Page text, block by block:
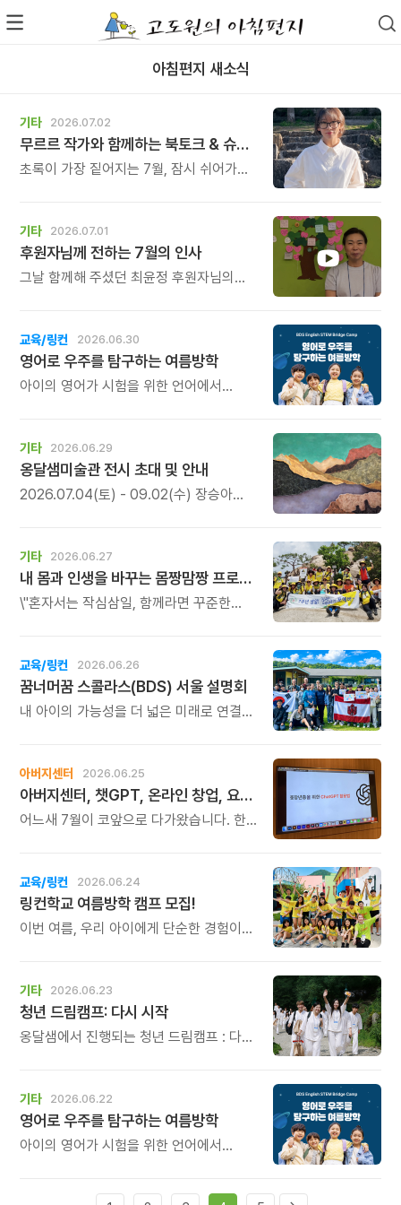
아침편지 새소식
기타 2026.07.02
무르르 작가와 함께하는 북토크 & 슈링클스 키링 만들기
초록이 가장 짙어지는 7월, 잠시 쉬어가도
강연이 끝난 뒤에는 그 따뜻한 기억을 오래
간직할 수 있도록 슈링클스 키링 만들기
체험도 함께 진행됩니다. 아이부터
어른까지 누구나 쉽고 즐겁게 참여할 수
기타 2026.07.01
후원자님께 전하는 7월의 인사
그날 함께해 주셨던 최윤정 후원자님의
한 번 시청해 보세요. 후원의 의미와 따뜻한
마음을 함께 느껴보실 수 있습니다.
교육/링컨 2026.06.30
영어로 우주를 탐구하는 여름방학
아이의 영어가 시험을 위한 언어에서
기타 2026.06.29
옹달샘미술관 전시 초대 및 안내
2026.07.04(토) - 09.02(수) 장승아
깊은산속옹달샘의 장소성과 맞물려, 숲과
나무를 매개로 한 회화 세계를 선보이며,
\'사이사이\'는 보이는 풍경과 보이지 않는
기억, 떠남과 머묾, 고요와 흔들림 사이에
기타 2026.06.27
내 몸과 인생을 바꾸는 몸짱맘짱 프로그램 모집
\"혼자서는 작심삼일, 함께라면 꾸준한
공동체입니다.
교육/링컨 2026.06.26
꿈너머꿈 스콜라스(BDS) 서울 설명회
내 아이의 가능성을 더 넓은 미래로 연결해
아버지센터 2026.06.25
아버지센터, 챗GPT, 온라인 창업, 요통 교실 신청하세요
어느새 7월이 코앞으로 다가왔습니다. 한
시작하는 아버지센터의 주요 프로그램을
소개해 드립니다.
교육/링컨 2026.06.24
링컨학교 여름방학 캠프 모집!
이번 여름, 우리 아이에게 단순한 경험이
인생에서 가장 중요한 시기를 놓치지
마세요.
기타 2026.06.23
청년 드림캠프: 다시 시작
옹달샘에서 진행되는 청년 드림캠프 : 다시
그리고 자신의 꿈과 삶을 말하는 2분
스피치를 통해 흔들리던 삶의 중심을 다시
세우며 자신의 꿈을 향해 다시 시작할
용기를 찾는 시간입니다.
기타 2026.06.22
영어로 우주를 탐구하는 여름방학
아이의 영어가 시험을 위한 언어에서